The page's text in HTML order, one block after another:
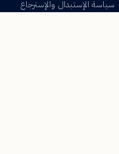
سياسة الإستبدال والإسترجاع